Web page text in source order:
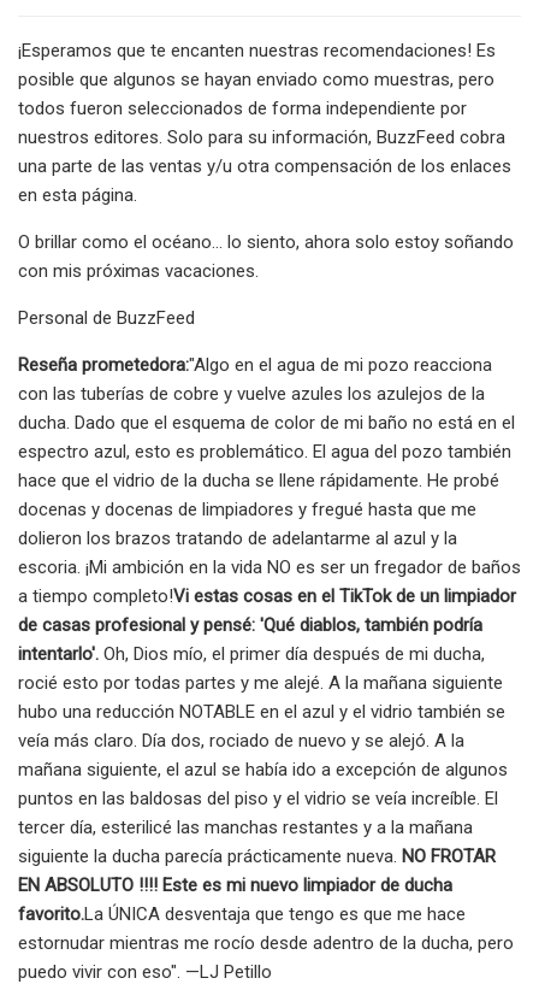
¡Esperamos que te encanten nuestras recomendaciones! Es
posible que algunos se hayan enviado como muestras, pero
todos fueron seleccionados de forma independiente por
nuestros editores. Solo para su información, BuzzFeed cobra
una parte de las ventas y/u otra compensación de los enlaces
en esta página.
O brillar como el océano... lo siento, ahora solo estoy soñando
con mis próximas vacaciones.
Personal de BuzzFeed
Reseña prometedora:"Algo en el agua de mi pozo reacciona
con las tuberías de cobre y vuelve azules los azulejos de la
ducha. Dado que el esquema de color de mi baño no está en el
espectro azul, esto es problemático. El agua del pozo también
hace que el vidrio de la ducha se llene rápidamente. He probé
docenas y docenas de limpiadores y fregué hasta que me
dolieron los brazos tratando de adelantarme al azul y la
escoria. ¡Mi ambición en la vida NO es ser un fregador de baños
a tiempo completo!Vi estas cosas en el TikTok de un limpiador
de casas profesional y pensé: 'Qué diablos, también podría
intentarlo'. Oh, Dios mío, el primer día después de mi ducha,
rocié esto por todas partes y me alejé. A la mañana siguiente
hubo una reducción NOTABLE en el azul y el vidrio también se
veía más claro. Día dos, rociado de nuevo y se alejó. A la
mañana siguiente, el azul se había ido a excepción de algunos
puntos en las baldosas del piso y el vidrio se veía increíble. El
tercer día, esterilicé las manchas restantes y a la mañana
siguiente la ducha parecía prácticamente nueva. NO FROTAR
EN ABSOLUTO !!!! Este es mi nuevo limpiador de ducha
favorito.La ÚNICA desventaja que tengo es que me hace
estornudar mientras me rocío desde adentro de la ducha, pero
puedo vivir con eso". —LJ Petillo